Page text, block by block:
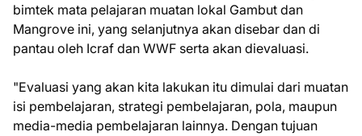
bimtek mata pelajaran muatan lokal Gambut dan
Mangrove ini, yang selanjutnya akan disebar dan di
pantau oleh Icraf dan WWF serta akan dievaluasi.
"Evaluasi yang akan kita lakukan itu dimulai dari muatan
isi pembelajaran, strategi pembelajaran, pola, maupun
media-media pembelajaran lainnya. Dengan tujuan